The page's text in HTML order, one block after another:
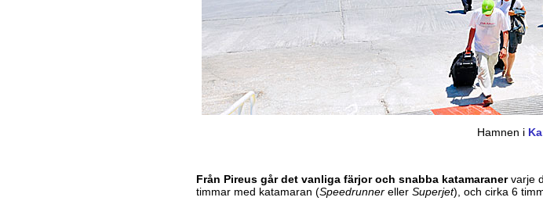
Hamnen i
Från Pireus går det vanliga färjor och snabba katamaranervarje
timmar med katamaran (Speedrunner eller Superjet), och cirka 6